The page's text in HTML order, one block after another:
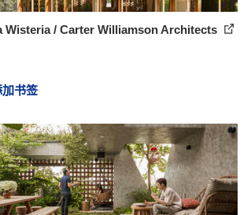
Wisteria / Carter Williamson Architects
加书签